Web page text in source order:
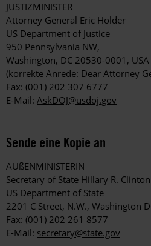
JUSTIZMINISTER
Attorney General Eric Holder
US Department of Justice
950 Pennsylvania NW,
Washington, DC 20530-0001, USA
(korrekte Anrede: Dear Attorney
Fax: (001) 202 307 6777
E-Mail: AskDOJ@usdoj.gov
Sende eine Kopie an
AUßENMINISTERIN
Secretary of State Hillary R. Clinton
US Department of State
2201 C Street, N.W., Washington
Fax: (001) 202 261 8577
E-Mail: secretary@state.gov